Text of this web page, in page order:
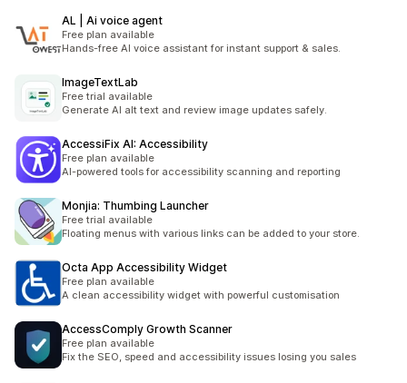
AL | Ai voice agent
Free plan available
Hands-free AI voice assistant for instant support & sales.
ImageTextLab
Free trial available
Generate AI alt text and review image updates safely.
AccessiFix AI: Accessibility
Free plan available
AI-powered tools for accessibility scanning and reporting
Monjia: Thumbing Launcher
Free trial available
Floating menus with various links can be added to your store.
Octa App Accessibility Widget
Free plan available
A clean accessibility widget with powerful customisation
AccessComply Growth Scanner
Free plan available
Fix the SEO, speed and accessibility issues losing you sales